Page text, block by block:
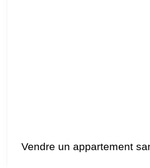
Vendre un appartement